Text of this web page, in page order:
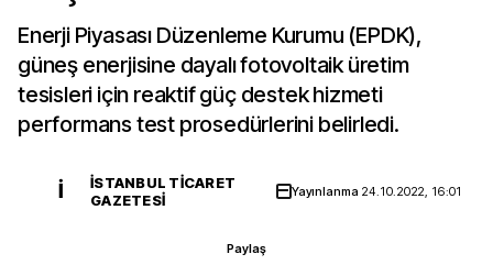
Enerji Piyasası Düzenleme Kurumu (EPDK),
güneş enerjisine dayalı fotovoltaik üretim
tesisleri için reaktif güç destek hizmeti
performans test prosedürlerini belirledi.
İ
İSTANBUL TICARET
GAZETESI
Yayınlanma 24.10.2022, 16:01
Paylaş